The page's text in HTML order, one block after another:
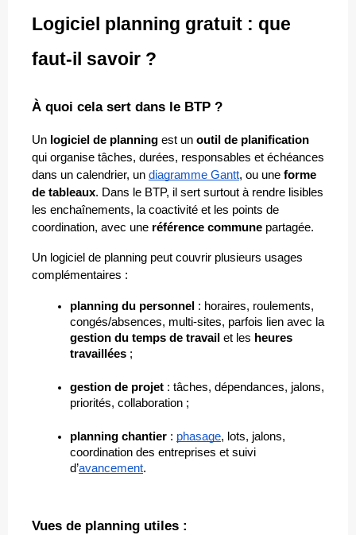
Logiciel planning gratuit : que
faut-il savoir ?
À quoi cela sert dans le BTP ?
Un logiciel de planning est un outil de planification
qui organise tâches, durées, responsables et échéances
dans un calendrier, un diagramme Gantt, ou une forme
de tableaux. Dans le BTP, il sert surtout à rendre lisibles
les enchaînements, la coactivité et les points de
coordination, avec une référence commune partagée.
Un logiciel de planning peut couvrir plusieurs usages
complémentaires :
planning du personnel : horaires, roulements,
congés/absences, multi-sites, parfois lien avec la
gestion du temps de travail et les heures
travaillées ;
gestion de projet : tâches, dépendances, jalons,
priorités, collaboration ;
planning chantier : phasage, lots, jalons,
coordination des entreprises et suivi
d’avancement.
Vues de planning utiles :